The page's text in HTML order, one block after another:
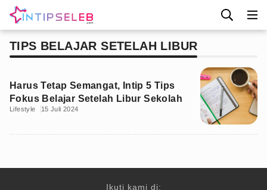
TIPS BELAJAR SETELAH LIBUR
Harus Tetap Semangat, Intip 5 Tips
Fokus Belajar Setelah Libur Sekolah
Lifestyle 15 Juli 2024
Ikuti kami di: